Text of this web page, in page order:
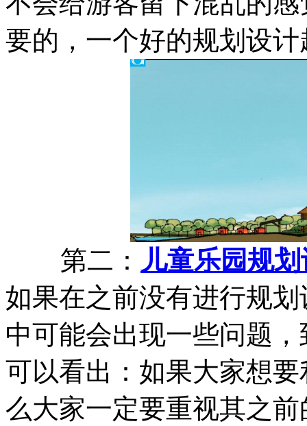
要的，一个好的规划设
第二： 儿童乐园规
如果在之前没有进行规
中可能会出现一些问题
可以看出：如果大家想
么大家一定要重视其之